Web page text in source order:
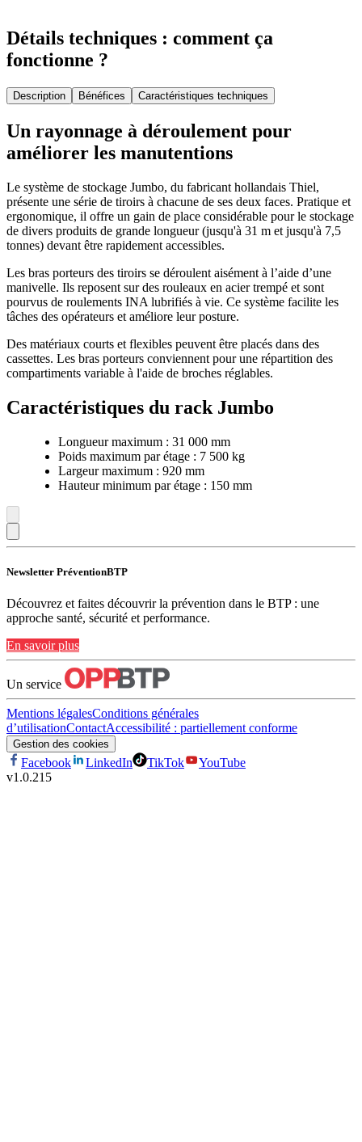
Détails techniques : comment ça
fonctionne ?
Description Bénéfices Caractéristiques techniques
Un rayonnage à déroulement pour
améliorer les manutentions
Le système de stockage Jumbo, du fabricant hollandais Thiel,
présente une série de tiroirs à chacune de ses deux faces. Pratique et
ergonomique, il offre un gain de place considérable pour le stockage
de divers produits de grande longueur (jusqu'à 31 m et jusqu'à 7,5
tonnes) devant être rapidement accessibles.
Les bras porteurs des tiroirs se déroulent aisément à l’aide d’une
manivelle. Ils reposent sur des rouleaux en acier trempé et sont
pourvus de roulements INA lubrifiés à vie. Ce système facilite les
tâches des opérateurs et améliore leur posture.
Des matériaux courts et flexibles peuvent être placés dans des
cassettes. Les bras porteurs conviennent pour une répartition des
compartiments variable à l'aide de broches réglables.
Caractéristiques du rack Jumbo
Longueur maximum : 31 000 mm
Poids maximum par étage : 7 500 kg
Largeur maximum : 920 mm
Hauteur minimum par étage : 150 mm
Newsletter PréventionBTP
Découvrez et faites découvrir la prévention dans le BTP : une
approche santé, sécurité et performance.
En savoir plus
Un service
Mentions légalesConditions générales
d’utilisationContactAccessibilité : partiellement conforme
Gestion des cookies
Facebook LinkedIn TikTok
YouTube
v1.0.215